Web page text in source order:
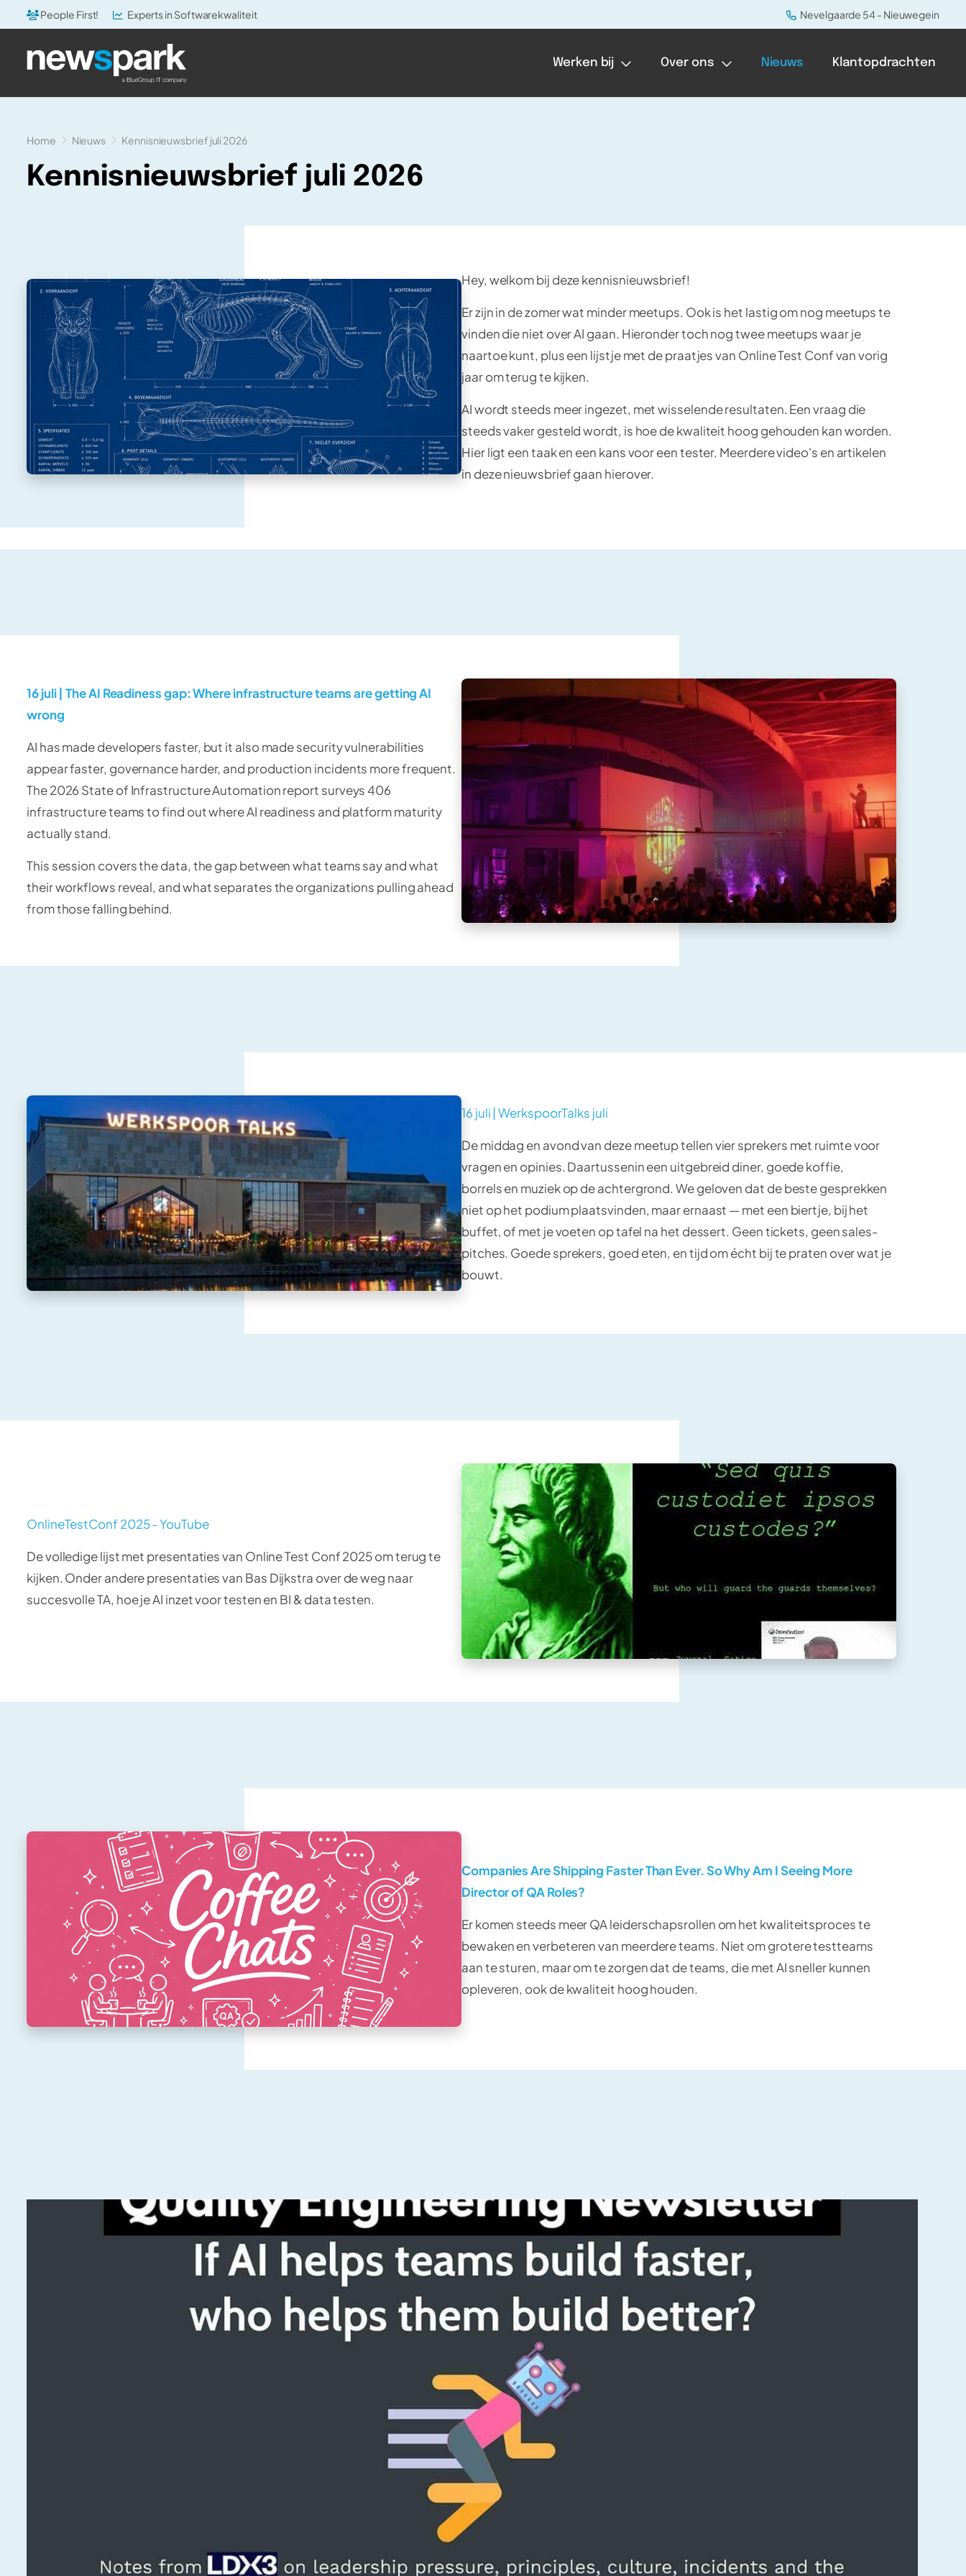
Home Nieuws Kennisnieuwsbrief juli 2026
Kennisnieuwsbrief juli 2026
Hey, welkom bij deze kennisnieuwsbrief!
Er zijn in de zomer wat minder meetups. Ook is het lastig om nog meetups te
vinden die niet over AI gaan. Hieronder toch nog twee meetups waar je
naartoe kunt, plus een lijstje met de praatjes van Online Test Conf van vorig
jaar om terug te kijken.
AI wordt steeds meer ingezet, met wisselende resultaten. Een vraag die
steeds vaker gesteld wordt, is hoe de kwaliteit hoog gehouden kan worden.
Hier ligt een taak en een kans voor een tester. Meerdere video's en artikelen
in deze nieuwsbrief gaan hierover.
16 juli | The AI Readiness gap: Where infrastructure teams are getting AI
wrong
AI has made developers faster, but it also made security vulnerabilities
appear faster, governance harder, and production incidents more frequent.
The 2026 State of Infrastructure Automation report surveys 406
infrastructure teams to find out where AI readiness and platform maturity
actually stand.
This session covers the data, the gap between what teams say and what
their workflows reveal, and what separates the organizations pulling ahead
from those falling behind.
16 juli | WerkspoorTalks juli
De middag en avond van deze meetup tellen vier sprekers met ruimte voor
vragen en opinies. Daartussenin een uitgebreid diner, goede koffie,
borrels en muziek op de achtergrond. We geloven dat de beste gesprekken
niet op het podium plaatsvinden, maar ernaast — met een biertje, bij het
buffet, of met je voeten op tafel na het dessert. Geen tickets, geen sales-
pitches. Goede sprekers, goed eten, en tijd om écht bij te praten over wat je
bouwt.
OnlineTestConf 2025 - YouTube
De volledige lijst met presentaties van Online Test Conf 2025 om terug te
kijken. Onder andere presentaties van Bas Dijkstra over de weg naar
succesvolle TA, hoe je AI inzet voor testen en BI & data testen.
Companies Are Shipping Faster Than Ever. So Why Am I Seeing More
Director of QA Roles?
Er komen steeds meer QA leiderschapsrollen om het kwaliteitsproces te
bewaken en verbeteren van meerdere teams. Niet om grotere testteams
aan te sturen, maar om te zorgen dat de teams, die met AI sneller kunnen
opleveren, ook de kwaliteit hoog houden.
People First! Experts in Softwarekwaliteit Nevelgaarde 54 - Nieuwegein
Werken bij Over ons Nieuws Klantopdrachten